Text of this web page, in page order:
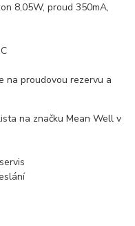
8,05W, proud 350mA,
na proudovou rezervu a
na značku Mean Well v